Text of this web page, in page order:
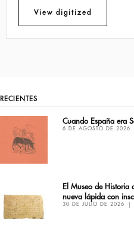
RECIENTES
Cuando España era
6 DE AGOSTO DE 2026
El Museo de Historia
nueva lápida con
30 DE JULIO DE 2026